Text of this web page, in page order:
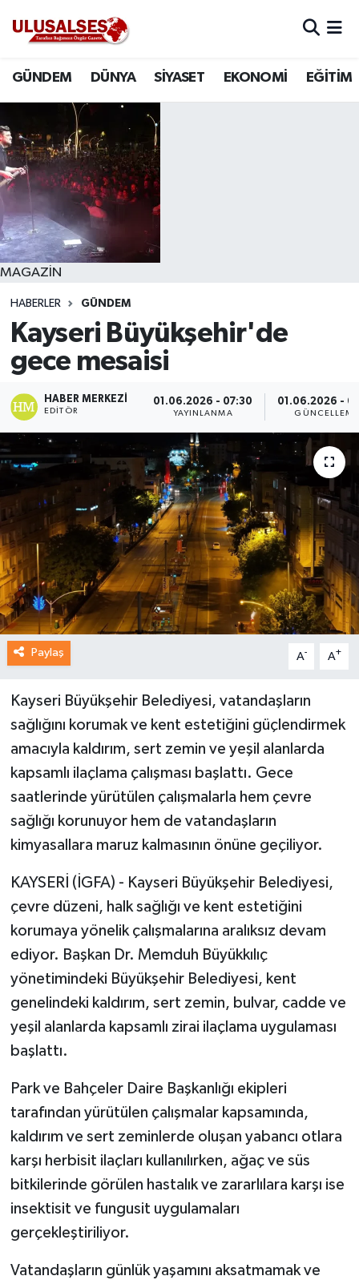
GÜNDEM DÜNYA SİYASET EKONOMİ EĞİTİM
MAGAZİN
HABERLER GÜNDEM
Kayseri Büyükşehir'de
gece mesaisi
HABER MERKEZI
EDITÖR
01.06.2026 - 07:30
YAYINLANMA
01.06.2026 -
GÜNCELLEME
Paylaş A- A+
Kayseri Büyükşehir Belediyesi, vatandaşların
sağlığını korumak ve kent estetiğini güçlendirmek
amacıyla kaldırım, sert zemin ve yeşil alanlarda
kapsamlı ilaçlama çalışması başlattı. Gece
saatlerinde yürütülen çalışmalarla hem çevre
sağlığı korunuyor hem de vatandaşların
kimyasallara maruz kalmasının önüne geçiliyor.
KAYSERİ (İGFA) - Kayseri Büyükşehir Belediyesi,
çevre düzeni, halk sağlığı ve kent estetiğini
korumaya yönelik çalışmalarına aralıksız devam
ediyor. Başkan Dr. Memduh Büyükkılıç
yönetimindeki Büyükşehir Belediyesi, kent
genelindeki kaldırım, sert zemin, bulvar, cadde ve
yeşil alanlarda kapsamlı zirai ilaçlama uygulaması
başlattı.
Park ve Bahçeler Daire Başkanlığı ekipleri
tarafından yürütülen çalışmalar kapsamında,
kaldırım ve sert zeminlerde oluşan yabancı otlara
karşı herbisit ilaçları kullanılırken, ağaç ve süs
bitkilerinde görülen hastalık ve zararlılara karşı ise
insektisit ve fungusit uygulamaları
gerçekleştiriliyor.
Vatandaşların günlük yaşamını aksatmamak ve
DÜNYA
SİYASET
EKONOMİ
EĞİTİM
SAĞLIK
MAGAZİN
SPOR
Trafik Durumu
Süper Lig Puan Durumu ve Fikstür
Tüm Manşetler
Son Dakika Haberleri
Haber Arşivi